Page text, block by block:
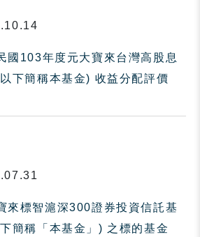
國103年度元大寶來台灣高股息
下簡稱本基金) 收益分配評價
來標智滬深300證券投資信託基
簡稱「本基金」) 之標的基金